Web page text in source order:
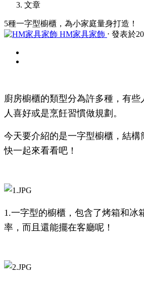
文章
5種一字型櫥櫃，為小家庭量身打造！
HM家具家飾 ⋅ 發表於
廚房櫥櫃的類型分為許多種，有些
人喜好或是烹飪習慣做規劃。
今天要介紹的是一字型櫥櫃，結構
快一起來看看吧！
1.一字型的櫥櫃，包含了烤箱和冰
率，而且還能擺在客廳呢！